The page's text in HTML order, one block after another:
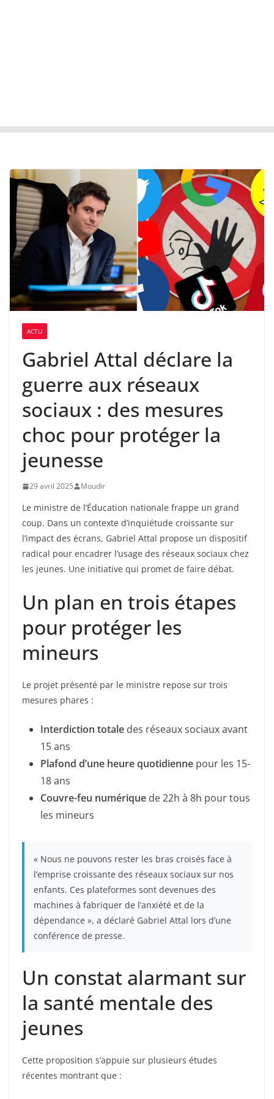
ACTU
Gabriel Attal déclare la
guerre aux réseaux
sociaux : des mesures
choc pour protéger la
jeunesse
29 avril 2025 Moudir
Le ministre de l’Éducation nationale frappe un grand
coup. Dans un contexte d’inquiétude croissante sur
l’impact des écrans, Gabriel Attal propose un dispositif
radical pour encadrer l’usage des réseaux sociaux chez
les jeunes. Une initiative qui promet de faire débat.
Un plan en trois étapes
pour protéger les
mineurs
Le projet présenté par le ministre repose sur trois
mesures phares :
Interdiction totale des réseaux sociaux avant
15 ans
Plafond d’une heure quotidienne pour les 15-
18 ans
Couvre-feu numérique de 22h à 8h pour tous
les mineurs
« Nous ne pouvons rester les bras croisés face à
l’emprise croissante des réseaux sociaux sur nos
enfants. Ces plateformes sont devenues des
machines à fabriquer de l’anxiété et de la
dépendance », a déclaré Gabriel Attal lors d’une
conférence de presse.
Un constat alarmant sur
la santé mentale des
jeunes
Cette proposition s’appuie sur plusieurs études
récentes montrant que :